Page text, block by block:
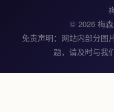
© 2026 梅
免责声明：网站内部分图
题，请及时与我